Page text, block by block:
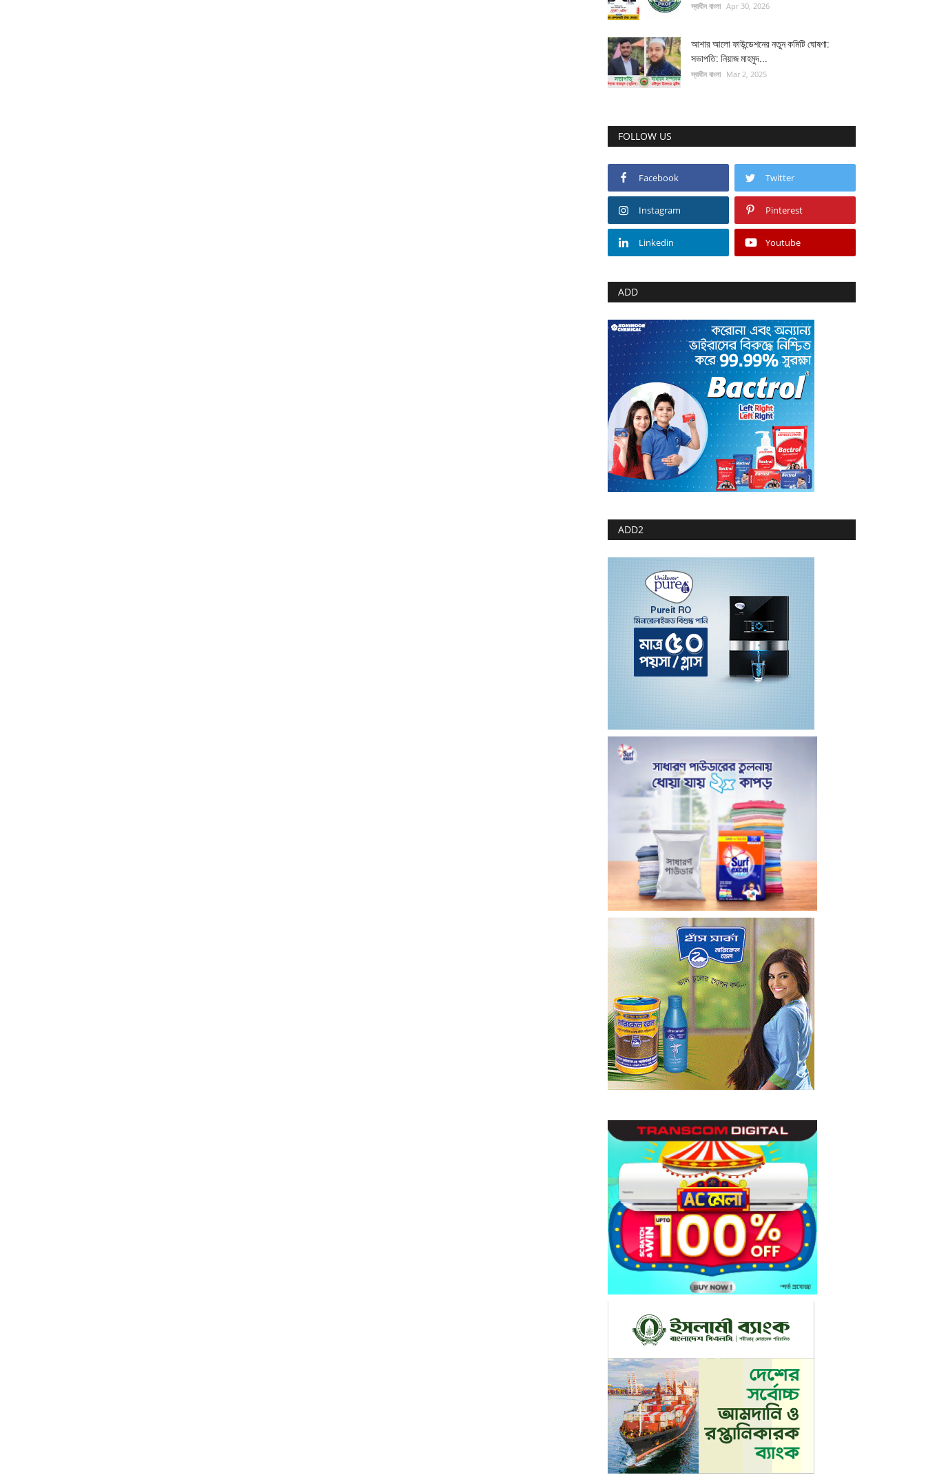
স্বাধীন বাংলা Apr 30, 2026
আশার আলো ফাউন্ডেশনের নতুন কমিটি ঘোষণা:
সভাপতি: নিয়াজ মাহমুদ...
স্বাধীন বাংলা Mar 2, 2025
FOLLOW US
Facebook Twitter
Instagram Pinterest
Linkedin Youtube
ADD
ADD2